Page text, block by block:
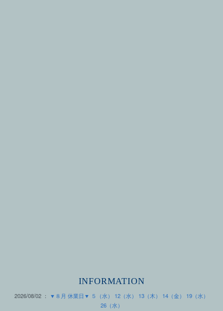
INFORMATION
2026/08/02 ：
▼８月 休業日▼ ５（水） 12（水） 13（木） 14（金） 19（水）
26（水）